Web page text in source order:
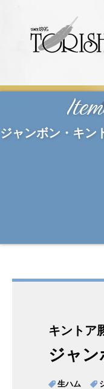
ジャンボン・キン
キントア
ジャン
生ハム